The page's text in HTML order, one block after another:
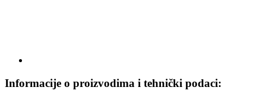
Informacije o proizvodima i tehnički podaci: